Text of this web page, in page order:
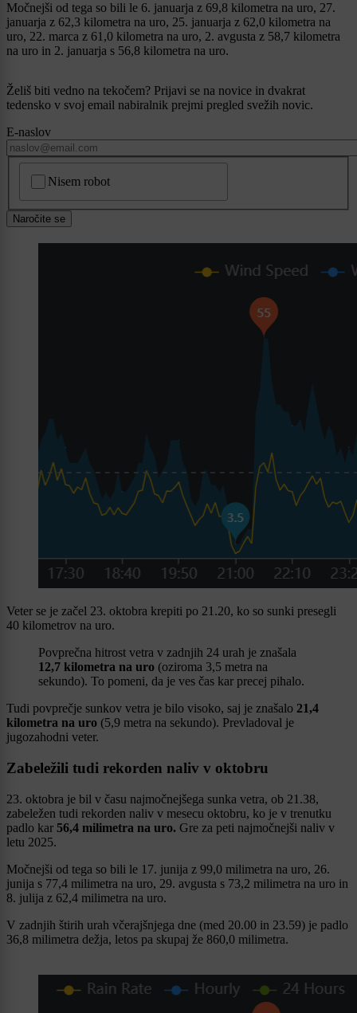
Močnejši od tega so bili le 6. januarja z 69,8 kilometra na uro, 27.
januarja z 62,3 kilometra na uro, 25. januarja z 62,0 kilometra na
uro, 22. marca z 61,0 kilometra na uro, 2. avgusta z 58,7 kilometra
na uro in 2. januarja s 56,8 kilometra na uro.
Želiš biti vedno na tekočem? Prijavi se na novice in dvakrat
tedensko v svoj email nabiralnik prejmi pregled svežih novic.
E-naslov
Nisem robot
Naročite se
Veter se je začel 23. oktobra krepiti po 21.20, ko so sunki presegli
40 kilometrov na uro.
Povprečna hitrost vetra v zadnjih 24 urah je znašala
12,7 kilometra na uro (oziroma 3,5 metra na
sekundo). To pomeni, da je ves čas kar precej pihalo.
Tudi povprečje sunkov vetra je bilo visoko, saj je znašalo 21,4
kilometra na uro (5,9 metra na sekundo). Prevladoval je
jugozahodni veter.
Zabeležili tudi rekorden naliv v oktobru
23. oktobra je bil v času najmočnejšega sunka vetra, ob 21.38,
zabeležen tudi rekorden naliv v mesecu oktobru, ko je v trenutku
padlo kar 56,4 milimetra na uro. Gre za peti najmočnejši naliv v
letu 2025.
Močnejši od tega so bili le 17. junija z 99,0 milimetra na uro, 26.
junija s 77,4 milimetra na uro, 29. avgusta s 73,2 milimetra na uro in
8. julija z 62,4 milimetra na uro.
V zadnjih štirih urah včerajšnjega dne (med 20.00 in 23.59) je padlo
36,8 milimetra dežja, letos pa skupaj že 860,0 milimetra.